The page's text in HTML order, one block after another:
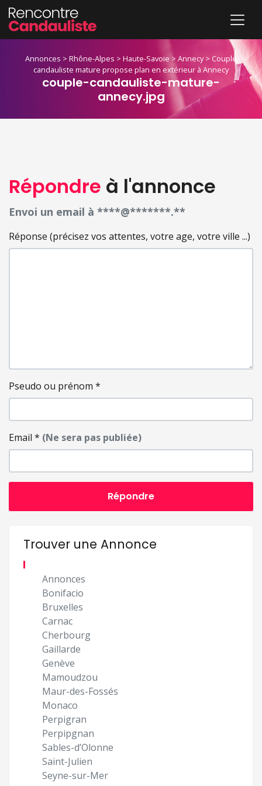
Annonces > Rhône-Alpes > Haute-Savoie > Annecy> Couple
candauliste mature propose plan en extérieur à Annecy
couple-candauliste-mature-
annecy.jpg
Répondre à l'annonce
Envoi un email à ****@*******.**
Réponse (précisez vos attentes, votre age, votre ville ...)
Pseudo ou prénom *
Email * (Ne sera pas publiée)
Répondre
Trouver une Annonce
Annonces
Bonifacio
Bruxelles
Carnac
Cherbourg
Gaillarde
Genève
Mamoudzou
Maur-des-Fossés
Monaco
Perpigran
Perpipgnan
Sables-d’Olonne
Saint-Julien
Seyne-sur-Mer